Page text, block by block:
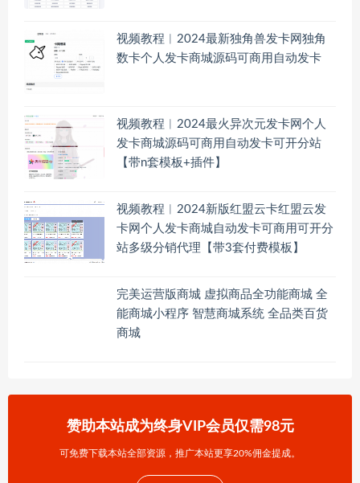
视频教程︱2024最新独角兽发卡网独角
数卡个人发卡商城源码可商用自动发卡
视频教程︱2024最火异次元发卡网个人
发卡商城源码可商用自动发卡可开分站
【带n套模板+插件】
视频教程︱2024新版红盟云卡红盟云发
卡网个人发卡商城自动发卡可商用可开分
站多级分销代理【带3套付费模板】
完美运营版商城 虚拟商品全功能商城 全
能商城小程序 智慧商城系统 全品类百货
商城
赞助本站成为终身VIP会员仅需98元
可免费下载本站全部资源，推广本站更享20%佣金提成。